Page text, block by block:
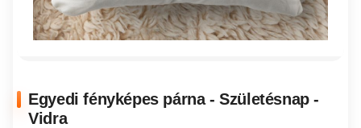
Egyedi fényképes párna - Születésnap -
Vidra